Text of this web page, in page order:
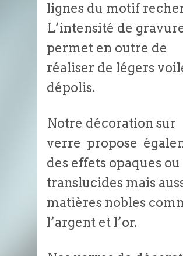
lignes du motif
L’intensité de
permet en outre de
réaliser de légers
dépolis.
Notre décoration sur
verre propose
des effets opaques ou
translucides mais
matières nobles
l’argent et l’or.